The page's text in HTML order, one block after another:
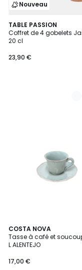
Nouveau
TABLE PASSION
Coffret de 4 gobelets
20 cl
23,90 €
3
Couleurs
COSTA NOVA
Tasse à café et
L ALENTEJO
17,00 €
2
Couleurs